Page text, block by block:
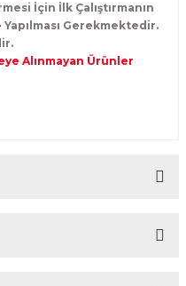
İçin İlk Çalıştırmanın
Gerekmektedir.
Alınmayan Ürünler